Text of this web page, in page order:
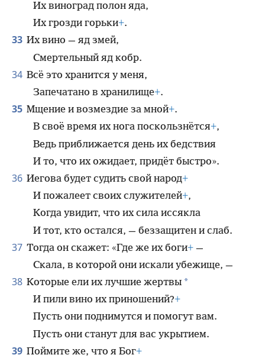
Их виноград полон яда,
Их грозди горьки+.
33 Их вино — яд змей,
Смертельный яд кобр.
34 Всё это хранится у меня,
Запечатано в хранилище+.
35 Мщение и возмездие за мной+.
В своё время их нога поскользнётся+,
Ведь приближается день их бедствия
И то, что их ожидает, придёт быстро».
36 Иегова будет судить свой народ+
И пожалеет своих служителей+,
Когда увидит, что их сила иссякла
И тот, кто остался, — беззащитен и слаб.
37 Тогда он скажет: «Где же их боги+ —
Скала, в которой они искали убежище, —
38 Которые ели их лучшие жертвы *
И пили вино их приношений?+
Пусть они поднимутся и помогут вам.
Пусть они станут для вас укрытием.
39 Поймите же, что я Бог+